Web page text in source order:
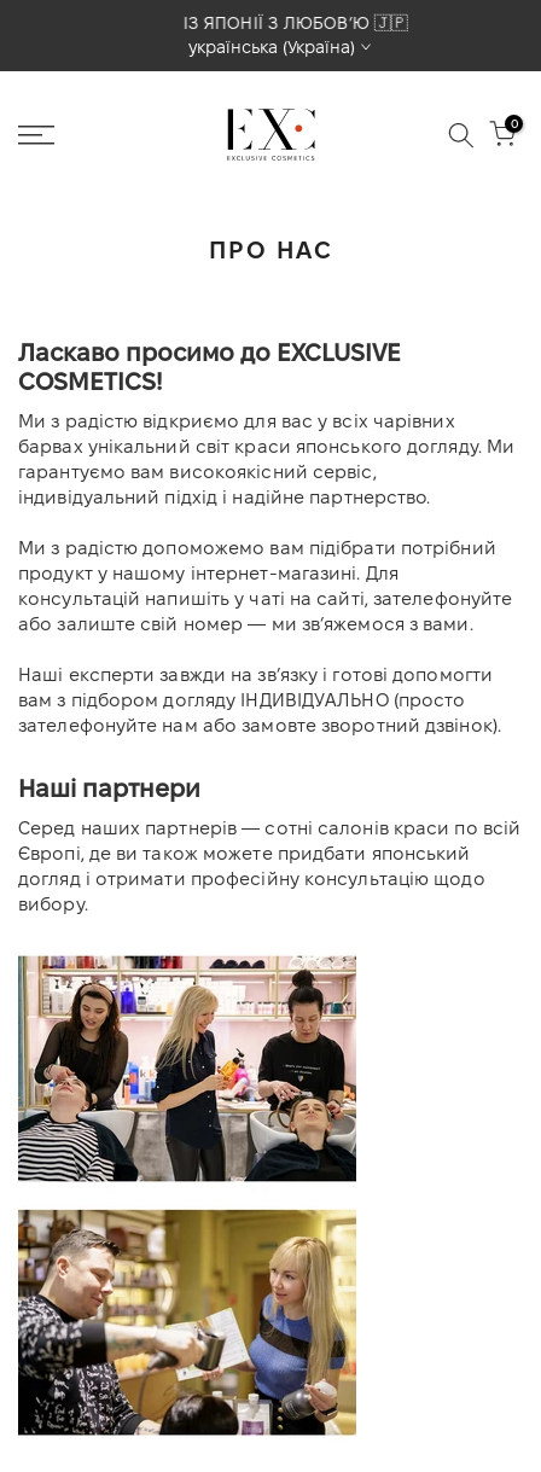
вмісту
ІЗ ЯПОНІЇ З ЛЮБОВʼЮ 🇯🇵
українська (Україна)
0
ПРО НАС
Ласкаво просимо до EXCLUSIVE
COSMETICS!
Ми з радістю відкриємо для вас у всіх чарівних
барвах унікальний світ краси японського догляду. Ми
гарантуємо вам високоякісний сервіс,
індивідуальний підхід і надійне партнерство.
Ми з радістю допоможемо вам підібрати потрібний
продукт у нашому інтернет-магазині. Для
консультацій напишіть у чаті на сайті, зателефонуйте
або залиште свій номер — ми зв’яжемося з вами.
Наші експерти завжди на зв’язку і готові допомогти
вам з підбором догляду ІНДИВІДУАЛЬНО (просто
зателефонуйте нам або замовте зворотний дзвінок).
Наші партнери
Серед наших партнерів — сотні салонів краси по всій
Європі, де ви також можете придбати японський
догляд і отримати професійну консультацію щодо
вибору.